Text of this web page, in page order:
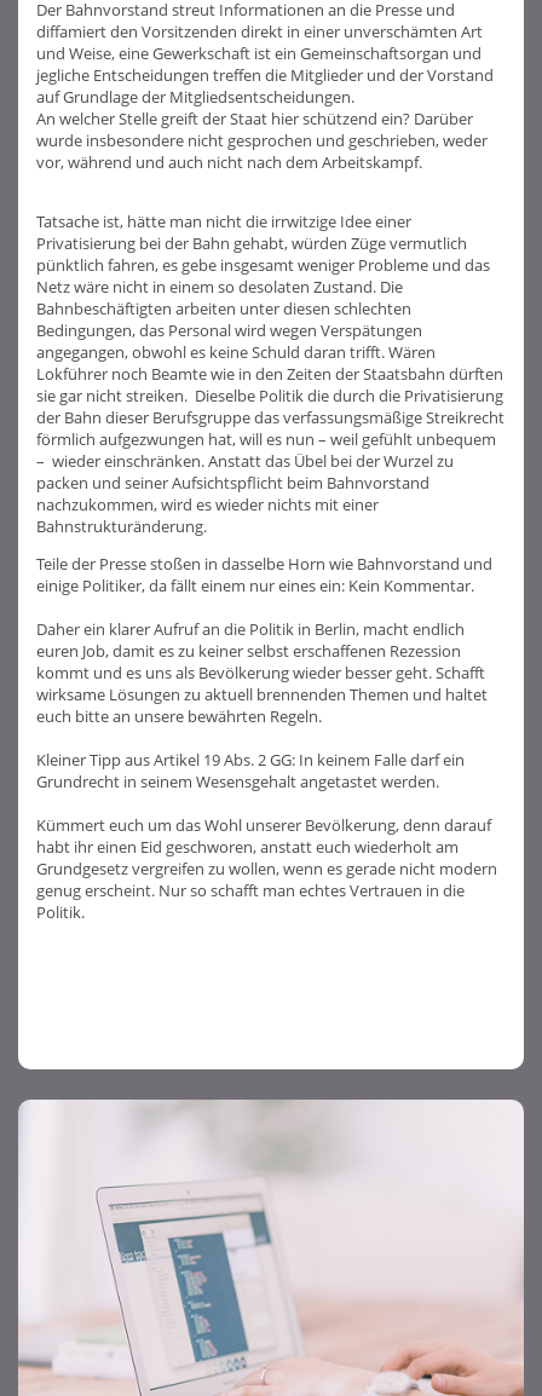
Der Bahnvorstand streut Informationen an die Presse und
diffamiert den Vorsitzenden direkt in einer unverschämten Art
und Weise, eine Gewerkschaft ist ein Gemeinschaftsorgan und
jegliche Entscheidungen treffen die Mitglieder und der Vorstand
auf Grundlage der Mitgliedsentscheidungen.
An welcher Stelle greift der Staat hier schützend ein? Darüber
wurde insbesondere nicht gesprochen und geschrieben, weder
vor, während und auch nicht nach dem Arbeitskampf.
Tatsache ist, hätte man nicht die irrwitzige Idee einer
Privatisierung bei der Bahn gehabt, würden Züge vermutlich
pünktlich fahren, es gebe insgesamt weniger Probleme und das
Netz wäre nicht in einem so desolaten Zustand. Die
Bahnbeschäftigten arbeiten unter diesen schlechten
Bedingungen, das Personal wird wegen Verspätungen
angegangen, obwohl es keine Schuld daran trifft. Wären
Lokführer noch Beamte wie in den Zeiten der Staatsbahn dürften
sie gar nicht streiken. Dieselbe Politik die durch die Privatisierung
der Bahn dieser Berufsgruppe das verfassungsmäßige Streikrecht
förmlich aufgezwungen hat, will es nun – weil gefühlt unbequem
– wieder einschränken. Anstatt das Übel bei der Wurzel zu
packen und seiner Aufsichtspflicht beim Bahnvorstand
nachzukommen, wird es wieder nichts mit einer
Bahnstrukturänderung.
Teile der Presse stoßen in dasselbe Horn wie Bahnvorstand und
einige Politiker, da fällt einem nur eines ein: Kein Kommentar.
Daher ein klarer Aufruf an die Politik in Berlin, macht endlich
euren Job, damit es zu keiner selbst erschaffenen Rezession
kommt und es uns als Bevölkerung wieder besser geht. Schafft
wirksame Lösungen zu aktuell brennenden Themen und haltet
euch bitte an unsere bewährten Regeln.
Kleiner Tipp aus Artikel 19 Abs. 2 GG: In keinem Falle darf ein
Grundrecht in seinem Wesensgehalt angetastet werden.
Kümmert euch um das Wohl unserer Bevölkerung, denn darauf
habt ihr einen Eid geschworen, anstatt euch wiederholt am
Grundgesetz vergreifen zu wollen, wenn es gerade nicht modern
genug erscheint. Nur so schafft man echtes Vertrauen in die
Politik.